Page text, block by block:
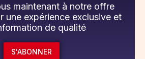
maintenant à notre offre
une expérience exclusive et
de qualité
S'ABONNER